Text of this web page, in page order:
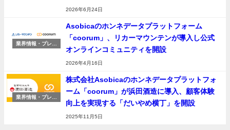
2026年6月24日
業界情報・プレス
Asobicaのホンネデータプラットフォーム
「coorum」、リカーマウンテンが導入し公式
オンラインコミュニティを開設
2026年4月16日
業界情報・プレス
株式会社Asobicaのホンネデータプラットフォ
ーム「coorum」が浜田酒造に導入、顧客体験
向上を実現する「だいやめ横丁」を開設
2025年11月5日